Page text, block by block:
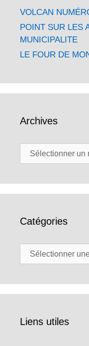
VOLCAN
POINT SUR LES
MUNICIPALITE
LE FOUR DE
Archives
Archives
Catégories
Catégories
Liens utiles